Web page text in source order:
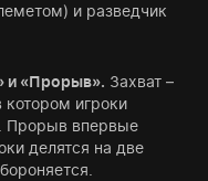
и разведчик
и «Прорыв». Захват –
игроки
Прорыв впервые
делятся на две